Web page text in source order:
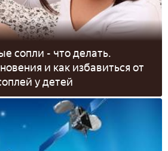
сопли - что делать.
и как избавиться от
у детей